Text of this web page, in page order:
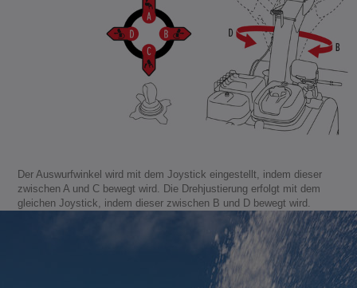
Der Auswurfwinkel wird mit dem Joystick eingestellt, indem dieser
zwischen A und C bewegt wird. Die Drehjustierung erfolgt mit dem
gleichen Joystick, indem dieser zwischen B und D bewegt wird.